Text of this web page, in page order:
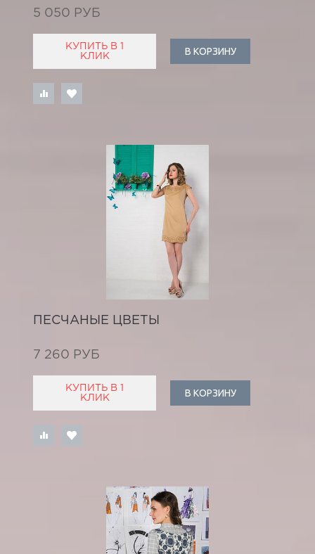
5 050 РУБ
КУПИТЬ В 1
КЛИК
В КОРЗИНУ
ПЕСЧАНЫЕ ЦВЕТЫ
7 260 РУБ
КУПИТЬ В 1
КЛИК
В КОРЗИНУ